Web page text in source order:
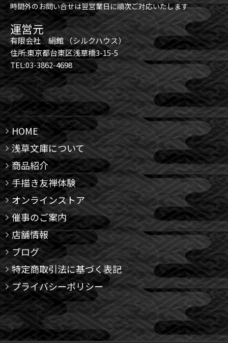
時間外のお問い合せは翌営業日に順次ご対応いたします
運営元
有限会社 絹館 （シルクハウス）
住所:東京都台東区浅草橋3-15-5
TEL:03-3862-4698
HOME
浅草文庫について
商品紹介
手描き友禅体験
オンラインストア
催事のご案内
店舗情報
ブログ
特定商取引法に基づく表記
プライバシーポリシー